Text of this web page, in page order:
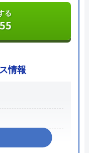
所など水まわりの
ひ相談してみてく
る
情報